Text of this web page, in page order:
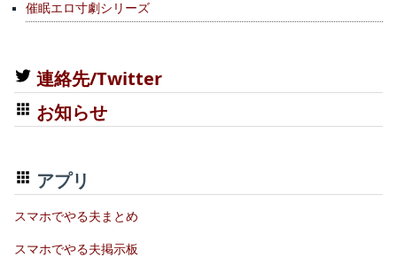
催眠エロ寸劇シリーズ
連絡先/Twitter
お知らせ
アプリ
スマホでやる夫まとめ
スマホでやる夫掲示板